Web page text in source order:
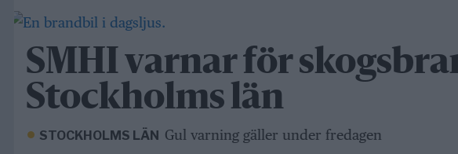
SMHI varnar för
Stockholms län
STOCKHOLMS LÄN Gul varning gäller under fredagen